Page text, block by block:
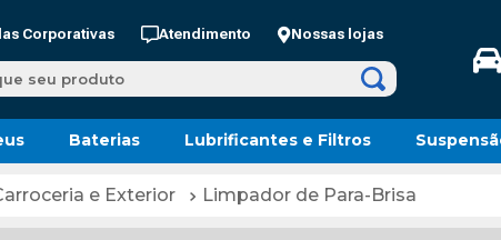
Corporativas Atendimento Nossas lojas
seu produto
Baterias Lubrificantes e Filtros
e Exterior Limpador de Para-Brisa